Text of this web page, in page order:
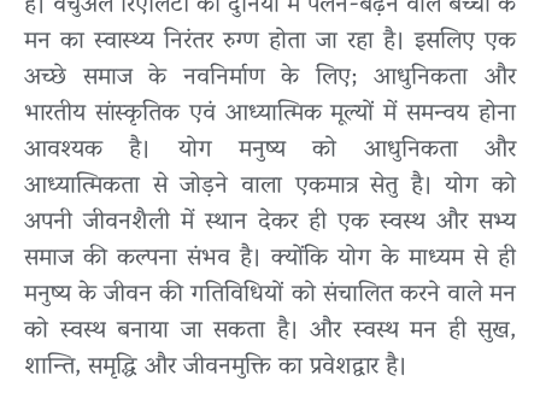
मन का स्वास्थ्य निरंतर रुग्ण होता जा रहा है। इसलिए एक
अच्छे समाज के नवनिर्माण के लिए; आधुनिकता और
भारतीय सांस्कृतिक एवं आध्यात्मिक मूल्यों में समन्वय होना
आवश्यक है। योग मनुष्य को आधुनिकता और
आध्यात्मिकता से जोड़ने वाला एकमात्र सेतु है। योग को
अपनी जीवनशैली में स्थान देकर ही एक स्वस्थ और सभ्य
समाज की कल्पना संभव है। क्योंकि योग के माध्यम से ही
मनुष्य के जीवन की गतिविधियों को संचालित करने वाले मन
को स्वस्थ बनाया जा सकता है। और स्वस्थ मन ही सुख,
शान्ति, समृद्धि और जीवनमुक्ति का प्रवेशद्वार है।